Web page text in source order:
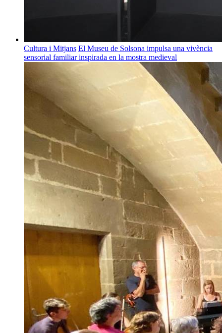
Cultura i Mitjans El Museu de Solsona impulsa una vivència
sensorial familiar inspirada en la mostra medieval